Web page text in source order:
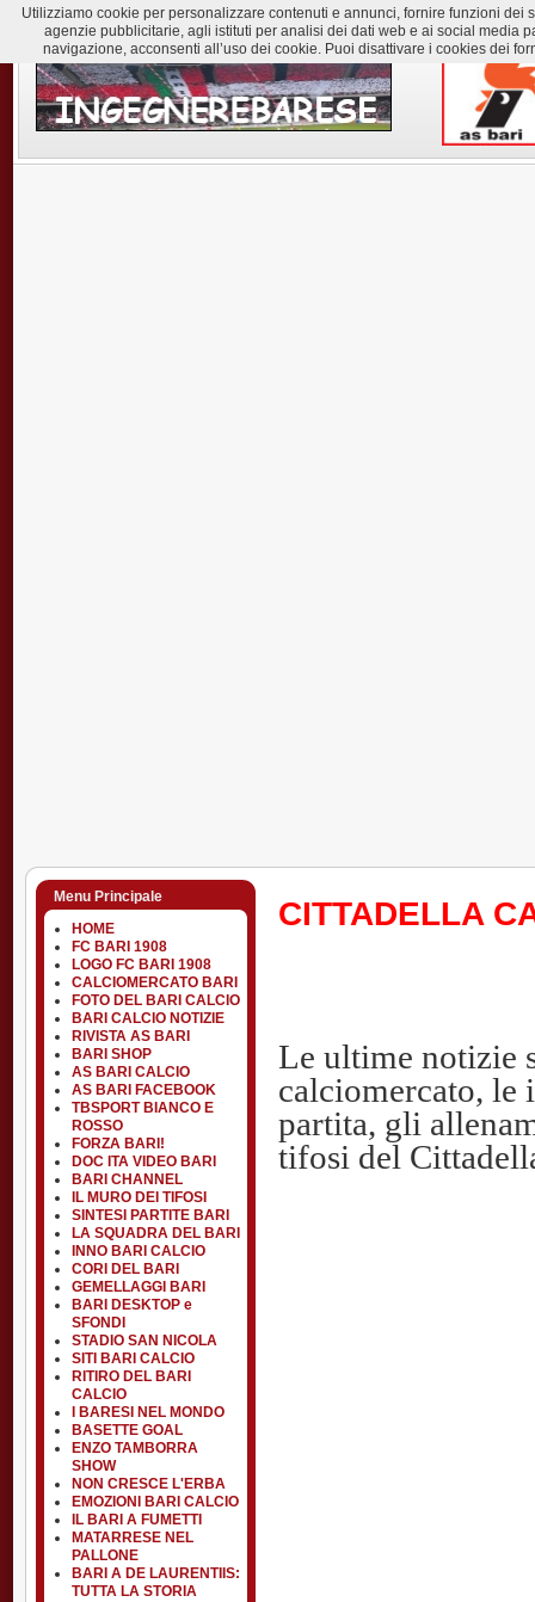
Menu Principale
HOME
FC BARI 1908
LOGO FC BARI 1908
CALCIOMERCATO BARI
FOTO DEL BARI CALCIO
BARI CALCIO NOTIZIE
RIVISTA AS BARI
BARI SHOP
AS BARI CALCIO
AS BARI FACEBOOK
TBSPORT BIANCO E
ROSSO
FORZA BARI!
DOC ITA VIDEO BARI
BARI CHANNEL
IL MURO DEI TIFOSI
SINTESI PARTITE BARI
LA SQUADRA DEL BARI
INNO BARI CALCIO
CORI DEL BARI
GEMELLAGGI BARI
BARI DESKTOP e
SFONDI
STADIO SAN NICOLA
SITI BARI CALCIO
RITIRO DEL BARI
CALCIO
I BARESI NEL MONDO
BASETTE GOAL
ENZO TAMBORRA
SHOW
NON CRESCE L'ERBA
EMOZIONI BARI CALCIO
IL BARI A FUMETTI
MATARRESE NEL
PALLONE
BARI A DE LAURENTIIS:
TUTTA LA STORIA
CITTADELLA
Le ultime notizie
calciomercato,
partita, gli
tifosi del
Utilizziamo cookie per personalizzare contenuti e annunci, fornire funzioni
agenzie pubblicitarie, agli istituti per analisi dei dati web e ai social media
navigazione, acconsenti all’uso dei cookie. Puoi disattivare i cookies dei